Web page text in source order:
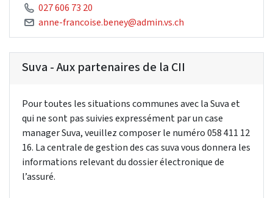
027 606 73 20
anne-francoise.beney@admin.vs.ch
Suva - Aux partenaires de la CII
Pour toutes les situations communes avec la Suva et
qui ne sont pas suivies expressément par un case
manager Suva, veuillez composer le numéro 058 411 12
16. La centrale de gestion des cas suva vous donnera les
informations relevant du dossier électronique de
l’assuré.